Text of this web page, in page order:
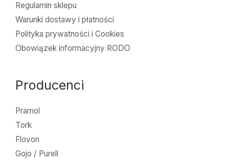
Regulamin sklepu
Warunki dostawy i płatności
Polityka prywatności i Cookies
Obowiązek informacyjny RODO
Producenci
Pramol
Tork
Flovon
Gojo / Purell